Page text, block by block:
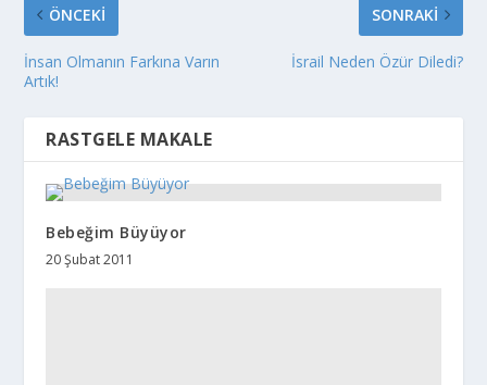
ÖNCEKI
İnsan Olmanın Farkına Varın
Artık!
SONRAKI
İsrail Neden Özür Diledi?
RASTGELE MAKALE
Bebeğim Büyüyor
20 Şubat 2011